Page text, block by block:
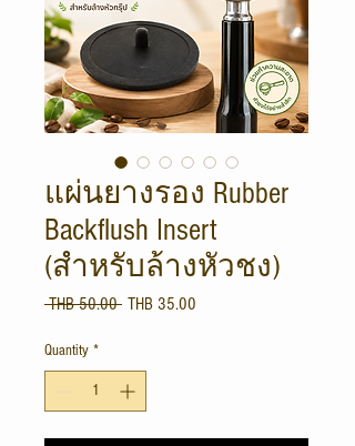
แผ่นยางรอง Rubber
Backflush Insert
(สำหรับล้างหัวชง)
THB 50.00 Regular
THB 35.00
Quantity *